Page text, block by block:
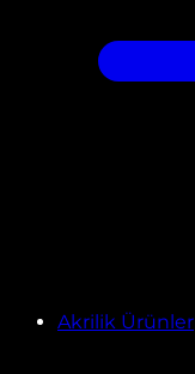
Akrilik Ürünler